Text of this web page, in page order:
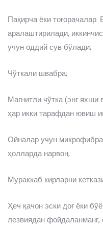
Пақирча ёки
аралаштирилади,
учун оддий сув бўлади;
Чўткали швабра;
Магнитли чўтка (энг яхши
ҳар икки тарафдан ювиш
Ойналар учун
ҳолларда нарвон;
Мураккаб кирларни
Ҳеч қачон эски доғ ёки
лезвиядан